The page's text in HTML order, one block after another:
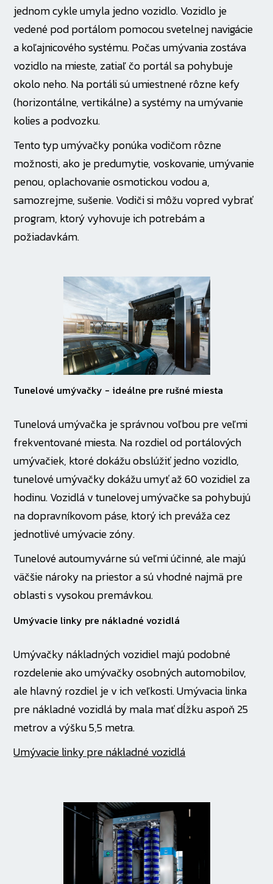
jednom cykle umyla jedno vozidlo. Vozidlo je
vedené pod portálom pomocou svetelnej navigácie
a koľajnicového systému. Počas umývania zostáva
vozidlo na mieste, zatiaľ čo portál sa pohybuje
okolo neho. Na portáli sú umiestnené rôzne kefy
(horizontálne, vertikálne) a systémy na umývanie
kolies a podvozku.
Tento typ umývačky ponúka vodičom rôzne
možnosti, ako je predumytie, voskovanie, umývanie
penou, oplachovanie osmotickou vodou a,
samozrejme, sušenie. Vodiči si môžu vopred vybrať
program, ktorý vyhovuje ich potrebám a
požiadavkám.
Tunelové umývačky - ideálne pre rušné miesta
Tunelová umývačka je správnou voľbou pre veľmi
frekventované miesta. Na rozdiel od portálových
umývačiek, ktoré dokážu obslúžiť jedno vozidlo,
tunelové umývačky dokážu umyť až 60 vozidiel za
hodinu. Vozidlá v tunelovej umývačke sa pohybujú
na dopravníkovom páse, ktorý ich preváža cez
jednotlivé umývacie zóny.
Tunelové autoumyvárne sú veľmi účinné, ale majú
väčšie nároky na priestor a sú vhodné najmä pre
oblasti s vysokou premávkou.
Umývacie linky pre nákladné vozidlá
Umývačky nákladných vozidiel majú podobné
rozdelenie ako umývačky osobných automobilov,
ale hlavný rozdiel je v ich veľkosti. Umývacia linka
pre nákladné vozidlá by mala mať dĺžku aspoň 25
metrov a výšku 5,5 metra.
Umývacie linky pre nákladné vozidlá